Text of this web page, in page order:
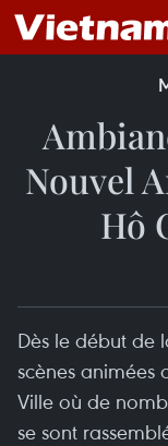
Nouvel
Hô
Dès le début de
scènes animées
Ville où de
se sont